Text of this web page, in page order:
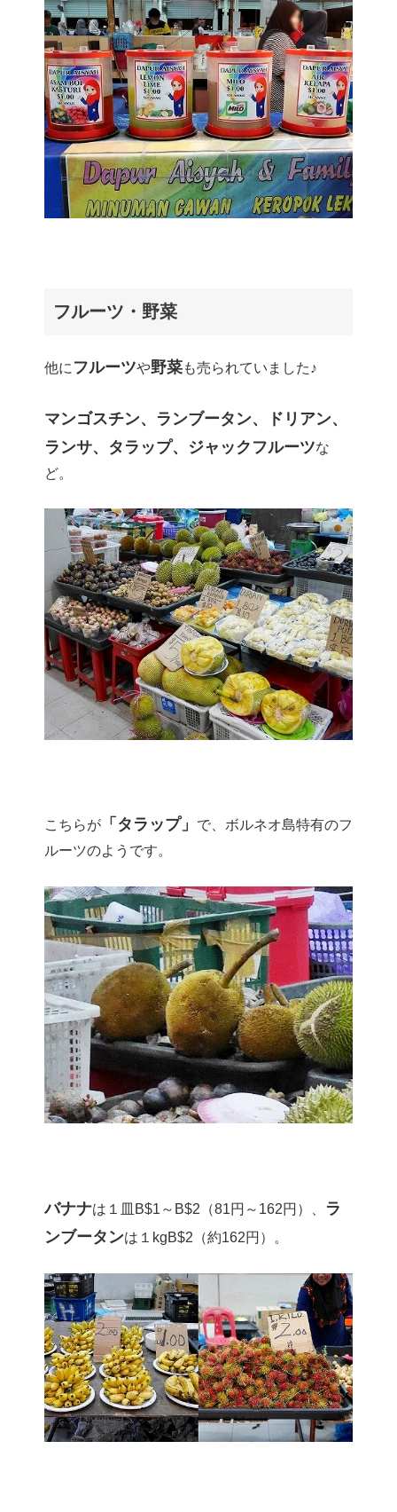
フルーツ・野菜
他に フルーツや野菜も売られていました♪
マンゴスチン、ランブータン、ドリアン、
ランサ、タラップ、ジャックフルーツな
ど。
こちらが 「タラップ」
で、ボルネオ島特有のフ
ルーツのようです。
バナナは１皿B$1～B$2（81円～162円）、
ラ
ンブータンは１kgB$2（約162円）。